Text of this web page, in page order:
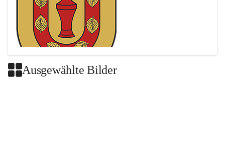
Ausgewählte Bilder